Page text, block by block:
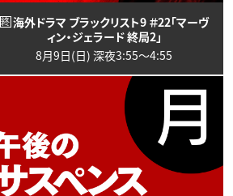
終 海外ドラマ ブラックリスト9 ＃22「マーヴ
ィン・ジェラード 終局2」
8月9日(日) 深夜3:55〜4:55